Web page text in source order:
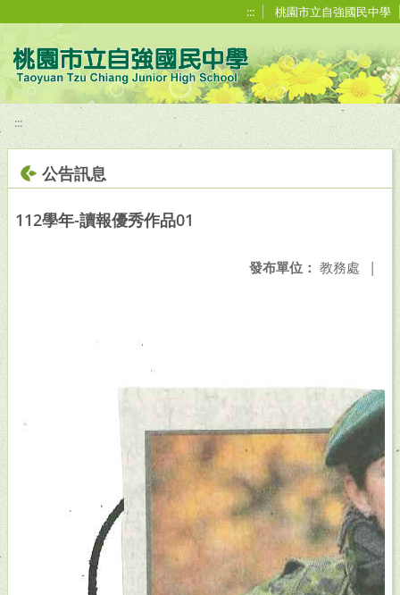
::: 桃園市立自強國民中學
:::
公告訊息
112學年-讀報優秀作品01
發布單位： 教務處 |